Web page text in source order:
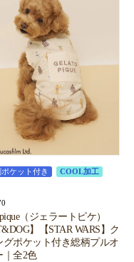
ケット付き
COOL加工
（ジェラートピケ）
】【STAR WARS】ク
グポケット付き総柄プルオ
｜全2色